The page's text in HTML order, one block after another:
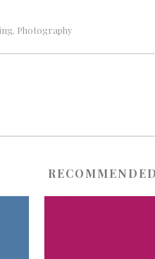
, Photography